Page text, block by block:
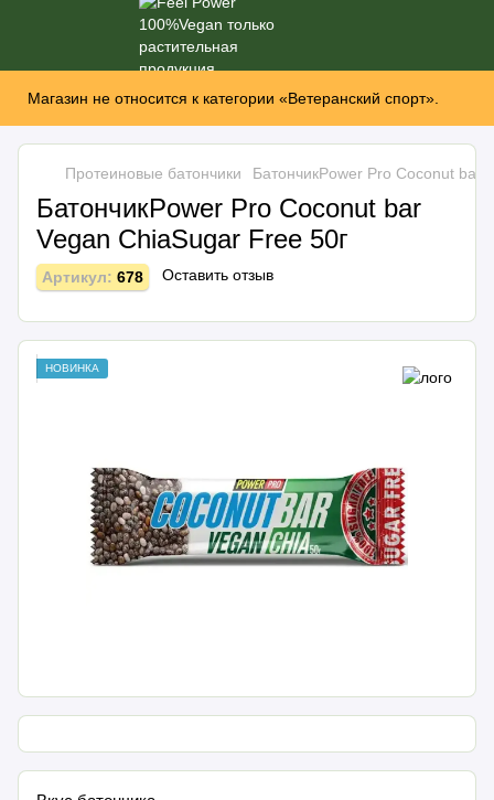
Магазин не относится к категории «Ветеранский спорт».
Протеиновые батончики БатончикPower Pro Coconut bar
БатончикPower Pro Coconut bar
Vegan ChiaSugar Free 50г
Артикул: 678 Оставить отзыв
НОВИНКА